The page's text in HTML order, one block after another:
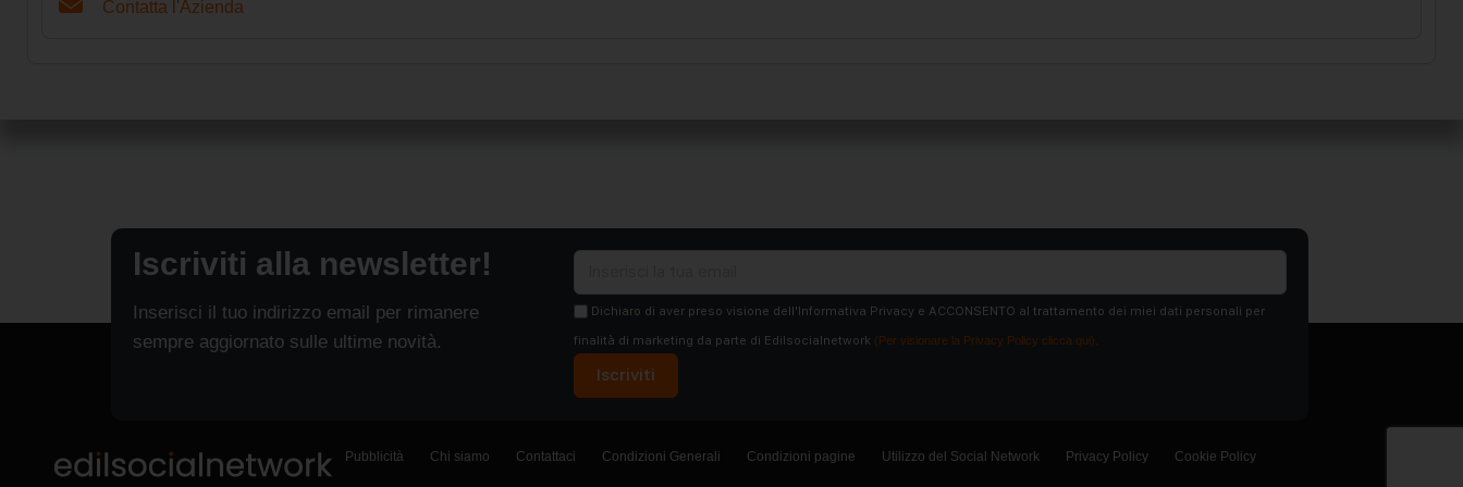
Contatta l'Azienda
Iscriviti alla newsletter!
Inserisci il tuo indirizzo email per rimanere
sempre aggiornato sulle ultime novità.
Dichiaro di aver preso visione dell'Informativa Privacy e ACCONSENTO al trattamento dei miei dati personali per
finalità di marketing da parte di Edilsocialnetwork (Per visionare la Privacy Policy clicca qui).
Iscriviti
Pubblicità Chi siamo Contattaci Condizioni Generali Condizioni pagine Utilizzo del Social Network Privacy Policy Cookie Policy